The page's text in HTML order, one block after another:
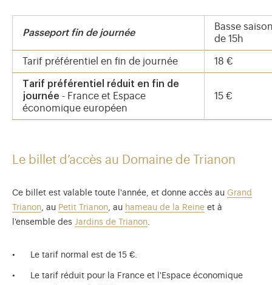
Passeport fin de journée
Basse
de 15h
Tarif préférentiel en fin de journée 18 €
Tarif préférentiel réduit en fin de
journée - France et Espace
économique européen
15 €
Le billet d’accès au Domaine de Trianon
Ce billet est valable toute l'année, et donne accès au Grand
Trianon , au Petit Trianon , au hameau de la Reine et à
l'ensemble des Jardins de Trianon
Le tarif normal est de 15 €.
Le tarif réduit pour la France et l'Espace économique